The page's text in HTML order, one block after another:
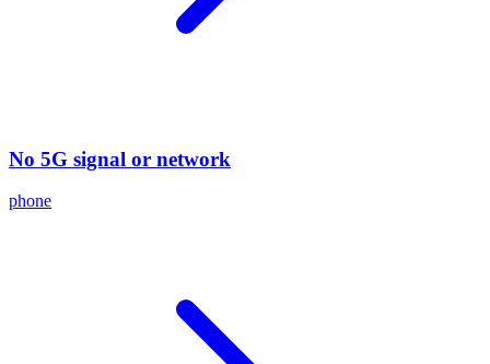
No 5G signal or network
phone